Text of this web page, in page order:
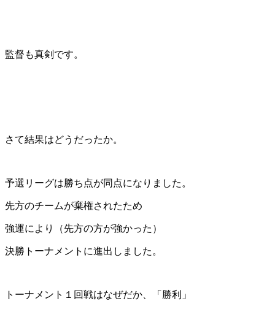
監督も真剣です。
さて結果はどうだったか。
予選リーグは勝ち点が同点になりました。
先方のチームが棄権されたため
強運により（先方の方が強かった）
決勝トーナメントに進出しました。
トーナメント１回戦はなぜだか、「勝利」